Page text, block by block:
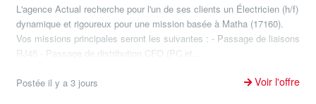
L'agence Actual recherche pour l'un de ses clients un Électricien (h/f)
dynamique et rigoureux pour une mission basée à Matha (17160).
Vos missions principales seront les suivantes : - Passage de liaisons
RJ45 - Passage de distribution CFO (PC et...
Postée il y a 3 jours Voir l'offre